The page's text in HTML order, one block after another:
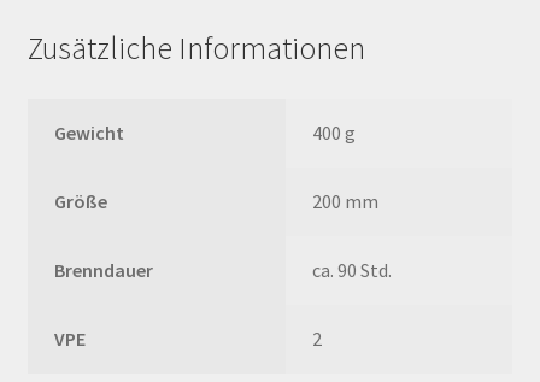
Zusätzliche Informationen
Gewicht 400 g
Größe 200 mm
Brenndauer ca. 90 Std.
VPE 2